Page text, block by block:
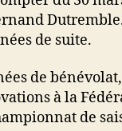
de suite.
de
à la
de